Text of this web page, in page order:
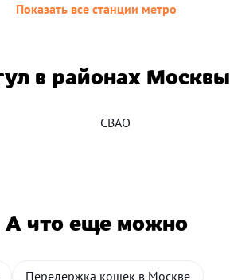
Показать все станции метро
в районах Москвы
СВАО
А что еще можно
Передержка кошек в Москве